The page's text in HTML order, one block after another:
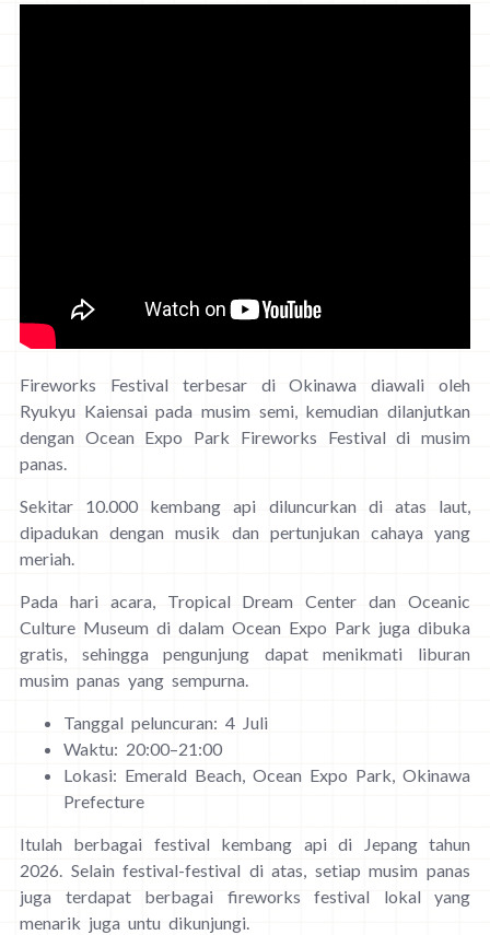
Fireworks Festival terbesar di Okinawa diawali oleh
Ryukyu Kaiensai pada musim semi, kemudian dilanjutkan
dengan Ocean Expo Park Fireworks Festival di musim
panas.
Sekitar 10.000 kembang api diluncurkan di atas laut,
dipadukan dengan musik dan pertunjukan cahaya yang
meriah.
Pada hari acara, Tropical Dream Center dan Oceanic
Culture Museum di dalam Ocean Expo Park juga dibuka
gratis, sehingga pengunjung dapat menikmati liburan
musim panas yang sempurna.
Tanggal peluncuran: 4 Juli
Waktu: 20:00–21:00
Lokasi: Emerald Beach, Ocean Expo Park, Okinawa
Prefecture
Itulah berbagai festival kembang api di Jepang tahun
2026. Selain festival-festival di atas, setiap musim panas
juga terdapat berbagai fireworks festival lokal yang
menarik juga untu dikunjungi.